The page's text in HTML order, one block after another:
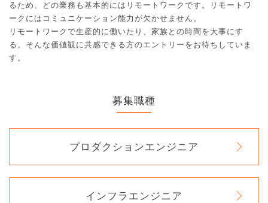
るため、どの業務も基本的にはリモートワークです。リモートワ
ークにはコミュニケーション能力が欠かせません。
リモートワークで生産的に働いたり、家族との時間を大事にす
る。そんな価値観に共感できる方のエントリーをお待ちしていま
す。
募集職種
プロダクションエンジニア
インフラエンジニア